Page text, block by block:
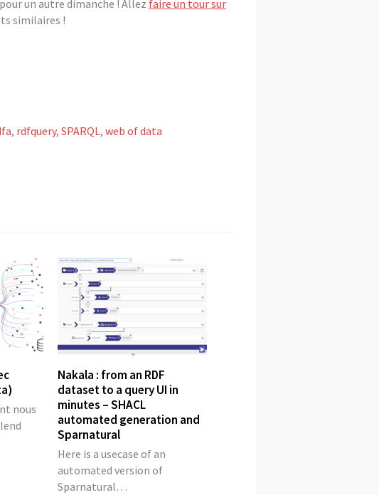
un autre dimanche ! Allez faire un tour sur
similaires !
, rdfquery, SPARQL, web of data
nous
Nakala : from an RDF
dataset to a query UI in
minutes – SHACL
automated generation and
Sparnatural
Here is a usecase of an
automated version of
Sparnatural…